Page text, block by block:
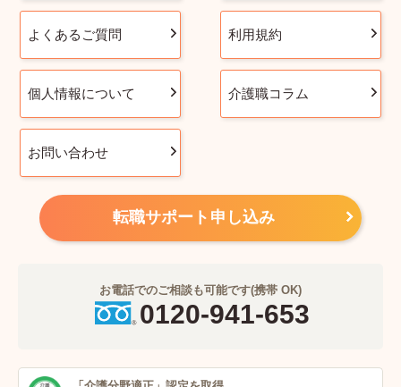
よくあるご質問 利用規約
個人情報について 介護職コラム
お問い合わせ
転職サポート申し込み
お電話でのご相談も可能です(携帯 OK)
0120-941-653